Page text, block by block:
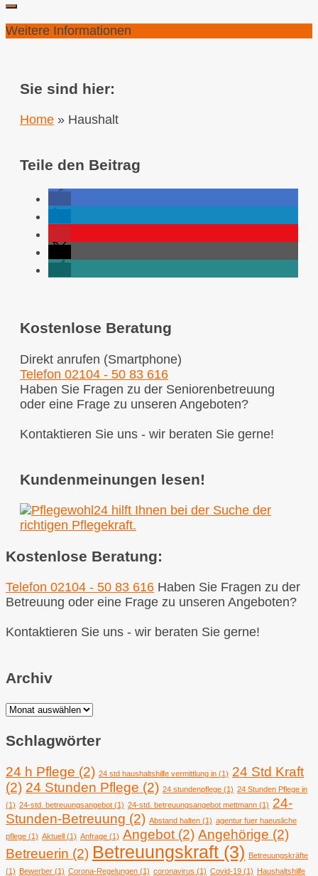
Weitere Informationen
Sie sind hier:
Home » Haushalt
Teile den Beitrag
Kostenlose Beratung
Direkt anrufen (Smartphone)
Telefon 02104 - 50 83 616
Haben Sie Fragen zu der Seniorenbetreuung
oder eine Frage zu unseren Angeboten?
Kontaktieren Sie uns - wir beraten Sie gerne!
Kundenmeinungen lesen!
Kostenlose Beratung:
Telefon 02104 - 50 83 616 Haben Sie Fragen zu der
Betreuung oder eine Frage zu unseren Angeboten?
Kontaktieren Sie uns - wir beraten Sie gerne!
Archiv
Archiv
Schlagwörter
24 h Pflege (2) 24 std haushaltshilfe vermittlung in (1) 24 Std Kraft
(2) 24 Stunden Pflege (2) 24 stundenpflege (1) 24 Stunden Pflege in
(1) 24-std. betreuungsangebot (1) 24-std. betreuungsangebot mettmann (1) 24-
Stunden-Betreuung (2) Abstand halten (1) agentur fuer haeusliche
pflege (1) Aktuell (1) Anfrage (1) Angebot (2) Angehörige (2)
Betreuerin (2) Betreuungskraft (3) Betreuungskräfte
(1) Bewerber (1) Corona-Regelungen (1) coronavirus (1) Covid-19 (1) Haushaltshilfe